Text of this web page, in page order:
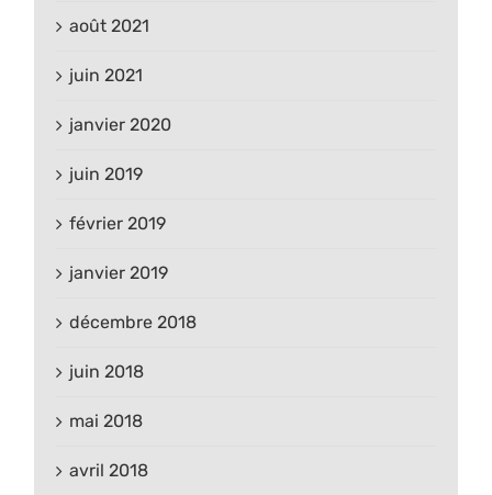
août 2021
juin 2021
janvier 2020
juin 2019
février 2019
janvier 2019
décembre 2018
juin 2018
mai 2018
avril 2018